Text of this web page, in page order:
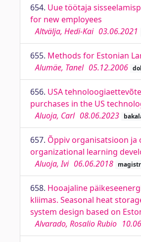
654. Uue töötaja
for new employees
Altvälja, Hedi-Kai 03.06.2021
655. Methods for Estonian
Alumäe, Tanel 05.12.2006
656. USA
purchases in the US
Aluoja, Carl 08.06.2023
657. Õppiv organisatsioon
organizational learning
Aluoja, Ivi 06.06.2018
658. Hooajaline
kliimas. Seasonal heat
system design based on
Alvarado, Rosalio Rubio